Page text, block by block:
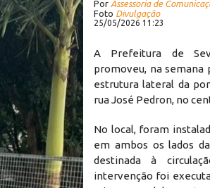
Por Assessoria de
Foto Divulgação
25/05/2026 11:23
A Prefeitura de
promoveu, na semana
estrutura lateral da
rua José Pedron, no
No local, foram
em ambos os lados
destinada à
intervenção foi